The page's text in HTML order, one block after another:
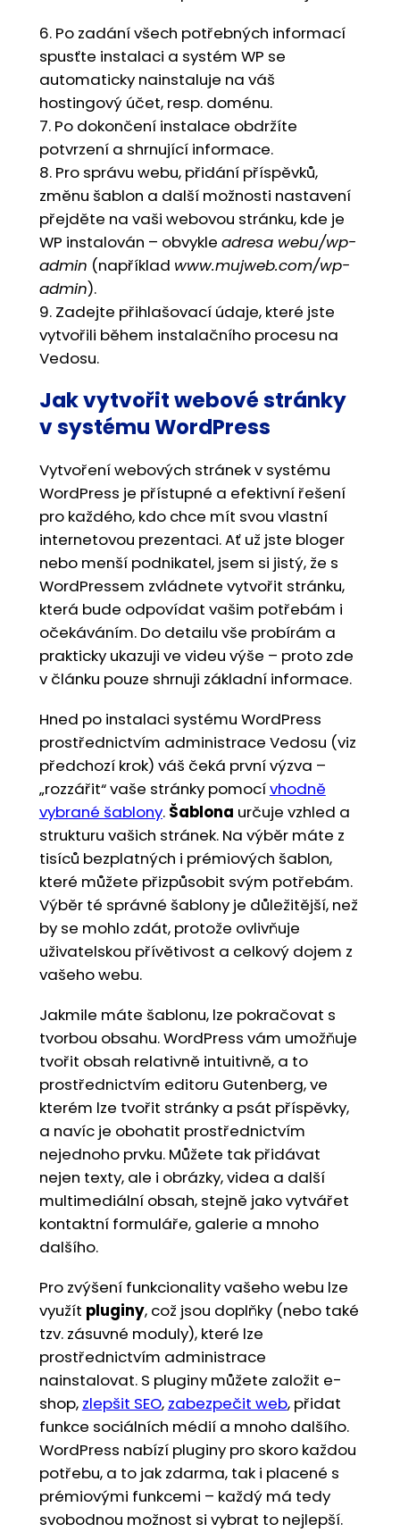
6. Po zadání všech potřebných informací
spusťte instalaci a systém WP se
automaticky nainstaluje na váš
hostingový účet, resp. doménu.
7. Po dokončení instalace obdržíte
potvrzení a shrnující informace.
8. Pro správu webu, přidání příspěvků,
změnu šablon a další možnosti nastavení
přejděte na vaši webovou stránku, kde je
WP instalován – obvykle adresa webu/wp-
admin (například www.mujweb.com/wp-
admin).
9. Zadejte přihlašovací údaje, které jste
vytvořili během instalačního procesu na
Vedosu.
Jak vytvořit webové stránky
v systému WordPress
Vytvoření webových stránek v systému
WordPress je přístupné a efektivní řešení
pro každého, kdo chce mít svou vlastní
internetovou prezentaci. Ať už jste bloger
nebo menší podnikatel, jsem si jistý, že s
WordPressem zvládnete vytvořit stránku,
která bude odpovídat vašim potřebám i
očekáváním. Do detailu vše probírám a
prakticky ukazuji ve videu výše – proto zde
v článku pouze shrnuji základní informace.
Hned po instalaci systému WordPress
prostřednictvím administrace Vedosu (viz
předchozí krok) váš čeká první výzva –
„rozzářit“ vaše stránky pomocívhodně
vybrané šablony. Šablona určuje vzhled a
strukturu vašich stránek. Na výběr máte z
tisíců bezplatných i prémiových šablon,
které můžete přizpůsobit svým potřebám.
Výběr té správné šablony je důležitější, než
by se mohlo zdát, protože ovlivňuje
uživatelskou přívětivost a celkový dojem z
vašeho webu.
Jakmile máte šablonu, lze pokračovat s
tvorbou obsahu. WordPress vám umožňuje
tvořit obsah relativně intuitivně, a to
prostřednictvím editoru Gutenberg, ve
kterém lze tvořit stránky a psát příspěvky,
a navíc je obohatit prostřednictvím
nejednoho prvku. Můžete tak přidávat
nejen texty, ale i obrázky, videa a další
multimediální obsah, stejně jako vytvářet
kontaktní formuláře, galerie a mnoho
dalšího.
Pro zvýšení funkcionality vašeho webu lze
využít pluginy, což jsou doplňky (nebo také
tzv. zásuvné moduly), které lze
prostřednictvím administrace
nainstalovat. S pluginy můžete založit e-
shop, zlepšit SEO, zabezpečit web, přidat
funkce sociálních médií a mnoho dalšího.
WordPress nabízí pluginy pro skoro každou
potřebu, a to jak zdarma, tak i placené s
prémiovými funkcemi – každý má tedy
svobodnou možnost si vybrat to nejlepší.